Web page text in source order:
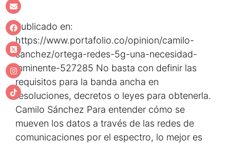
Publicado en:
https://www.portafolio.co/opinion/camilo-
sanchez/ortega-redes-5g-una-necesidad-
inminente-527285 No basta con definir las
requisitos para la banda ancha en
resoluciones, decretos o leyes para obtenerla.
Camilo Sánchez Para entender cómo se
mueven los datos a través de las redes de
comunicaciones por el espectro, lo mejor es